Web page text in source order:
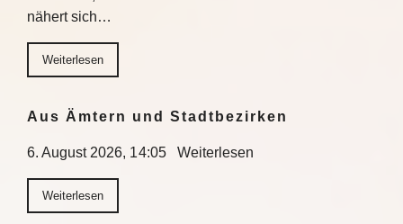
nähert sich…
Weiterlesen
Aus Ämtern und Stadtbezirken
6. August 2026, 14:05 Weiterlesen
Weiterlesen